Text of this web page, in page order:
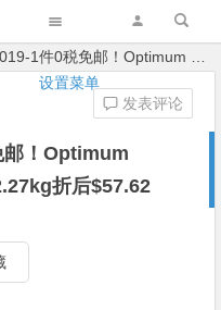
设置菜单
！Optimum Nutrition乳清蛋白增肌粉 2.27kg折后$57.62
邮！Optimum
折后$57.62
发表评论